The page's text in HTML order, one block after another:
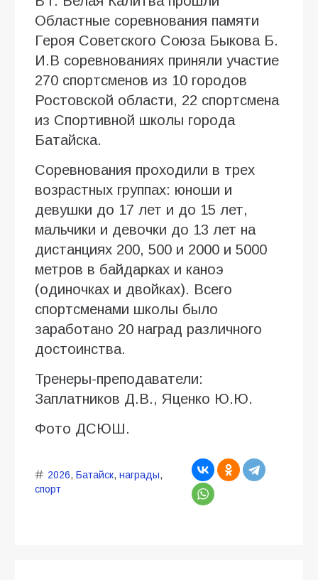
Областные соревнования памяти
Героя Советского Союза Быкова Б.
И.В соревнованиях приняли участие
270 спортсменов из 10 городов
Ростовской области, 22 спортсмена
из Спортивной школы города
Батайска.
Соревнования проходили в трех
возрастных группах: юноши и
девушки до 17 лет и до 15 лет,
мальчики и девочки до 13 лет на
дистанциях 200, 500 и 2000 и 5000
метров в байдарках и каноэ
(одиночках и двойках). Всего
спортсменами школы было
заработано 20 наград различного
достоинства.
Тренеры-преподаватели:
Заплатников Д.В., Яценко Ю.Ю.
Фото ДСЮШ.
2026, Батайск, награды,
спорт